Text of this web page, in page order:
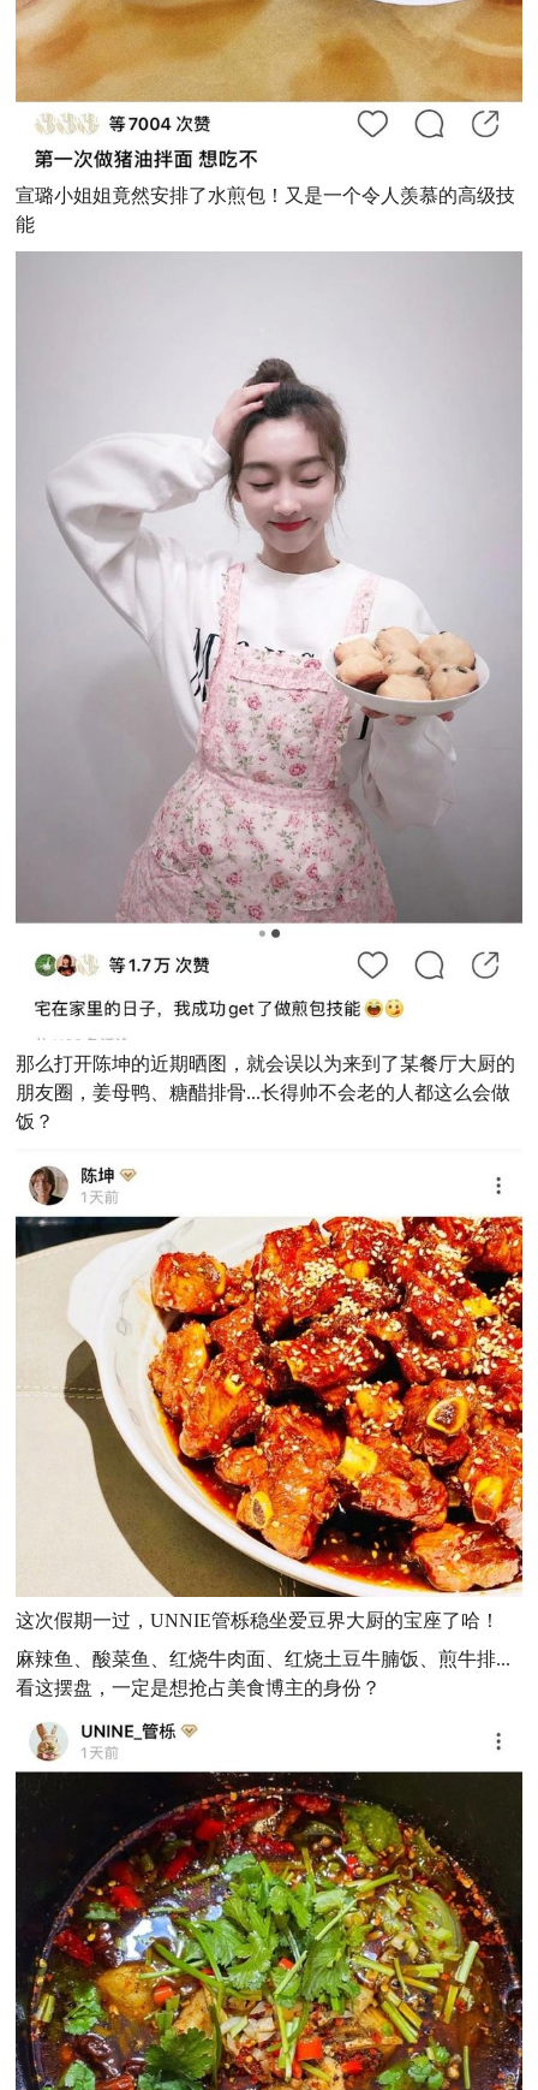
宣璐小姐姐竟然安排了水煎包！又是一个令人羡慕的高级技
能
那么打开陈坤的近期晒图，就会误以为来到了某餐厅大厨的
朋友圈，姜母鸭、糖醋排骨...长得帅不会老的人都这么会做
饭？
这次假期一过，UNNIE管栎稳坐爱豆界大厨的宝座了哈！
麻辣鱼、酸菜鱼、红烧牛肉面、红烧土豆牛腩饭、煎牛排...
看这摆盘，一定是想抢占美食博主的身份？